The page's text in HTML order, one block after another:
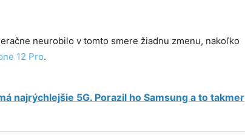
neurobilo v tomto smere žiadnu zmenu, nakoľko
12 Pro.
najrýchlejšie 5G. Porazil ho Samsung a to takmer